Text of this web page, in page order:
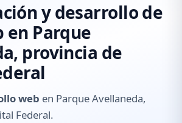
y desarrollo de
en Parque
provincia de
web en Parque Avellaneda,
Federal.